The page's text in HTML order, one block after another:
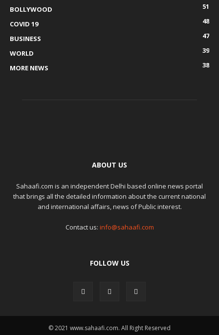
BOLLYWOOD
51
COVID 19
48
BUSINESS
47
WORLD
39
MORE NEWS
38
ABOUT US
Sahaafi.com is an independent Delhi based online news portal
that brings all the detailed information about the current national
and international affairs, news of Public interest.
Contact us: info@sahaafi.com
FOLLOW US
© 2021 www.sahaafi.com. All Right Reserved